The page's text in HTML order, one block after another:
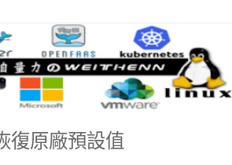
復原廠預設值